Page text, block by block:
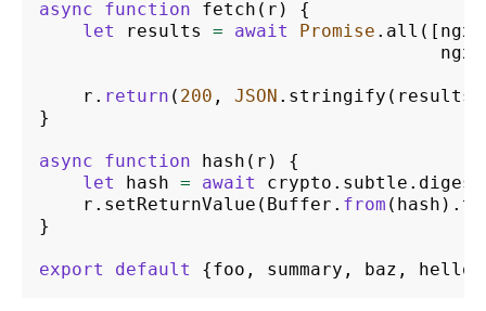
async function fetch ( r )
{
let
results = await Promise . all ([ ngx
ngx
r . return ( 200 , JSON . stringify ( results
}
async function hash ( r )
{
let
hash = await crypto . subtle . digest
r . setReturnValue ( Buffer . from ( hash ).
}
export default {foo , summary , baz , hello